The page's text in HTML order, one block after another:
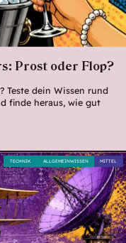
Prost oder Flop?
Teste dein Wissen rund
finde heraus, wie gut
MITTEL
ALLGEMEINWISSEN
TECHNIK